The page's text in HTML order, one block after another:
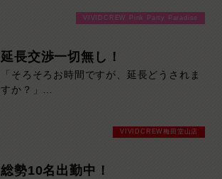
VIVIDCREW Pink Party Paradise
延長交渉一切無し！
「そろそろお時間ですが、延長どうされま
すか？」
交渉は一切ありません。
VIVIDCREW梅田堂山店
総勢10名出勤中！